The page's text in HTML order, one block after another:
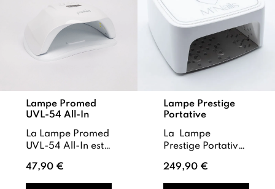
Lampe Promed
UVL-54 All-In
La Lampe Promed
UVL-54 All-In est
nouvelle
génération
47,90 €
Lampe Prestige
Portative
La Lampe
Prestige Portative
sans fil pour
polymériser les
249,90 €